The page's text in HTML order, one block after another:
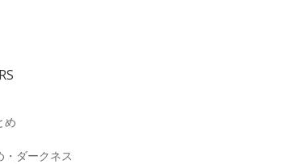
め
・ダークネス